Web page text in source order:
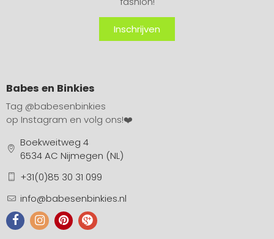
Inschrijven
Babes en Binkies
Tag @babesenbinkies
op Instagram en volg ons!❤️
Boekweitweg 4
6534 AC Nijmegen (NL)
+31(0)85 30 31 099
info@babesenbinkies.nl